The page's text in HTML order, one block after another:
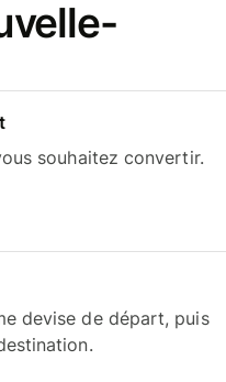
souhaitez convertir.
devise de départ, puis